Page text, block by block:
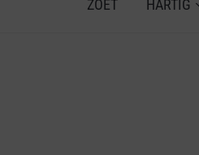
ZOET HARTIG